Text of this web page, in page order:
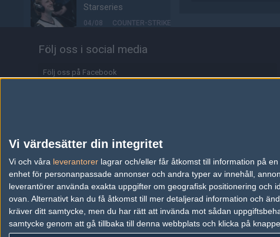
Vi värdesätter din integritet
Vi och våra leverantorer lagrar och/eller får åtkomst till information på
enhet för personanpassade annonser och andra typer av innehåll,
leverantörer använda exakta uppgifter om geografisk positionering och
ovan. Alternativt kan du få åtkomst till mer detaljerad information och
kräver ditt samtycke, men du har rätt att invända mot sådan
samtycke genom att gå tillbaka till denna webbplats och klicka på
Starseries
04/08 COUNTER-STRIKE
Biljetterna till Majorn i
04/08 COUNTER-STRIKE
03/08 COUNTER-STRIKE
Majorvinnaren lämnar
äntligen VP – ute på fria
marknaden
03/08 COUNTER-STRIKE
Johnny Speeds slår ut
Följ oss i social media
Följ oss på Facebook
Information
Annonsering
Copyright och Privacy Policy
Användaravtal